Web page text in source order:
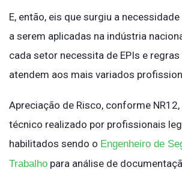
E, então, eis que surgiu a
a serem aplicadas na indústria
cada setor necessita de EPIs e
atendem aos mais variados
Apreciação de Risco, conforme
técnico realizado por profissionais
habilitados sendo o Engenheiro de
Trabalho para análise de